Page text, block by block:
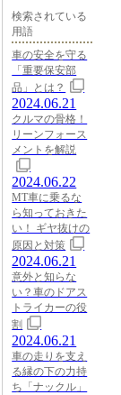
検索されている
用語
車の安全を守る
「重要保安部
品」とは？
2024.06.21
クルマの骨格！
リーンフォース
メントを解説
2024.06.22
MT車に乗るな
ら知っておきた
い！ ギヤ抜けの
原因と対策
2024.06.21
意外と知らな
い？車のドアス
トライカーの役
割
2024.06.21
車の走りを支え
る縁の下の力持
ち「ナックル」